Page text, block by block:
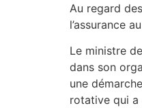
Au regard
l’assurance
Le ministre
dans son
une
rotative qui a